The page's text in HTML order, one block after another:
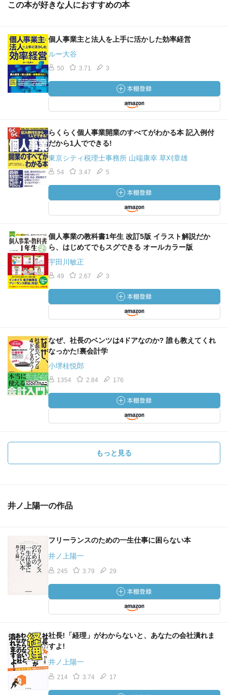
この本が好きな人におすすめの本
個人事業主と法人を上手に活かした効率経営
ルー大谷
50 3.71 3
らくらく個人事業開業のすべてがわかる本 記入例付
だから1人でできる!
東京シティ税理士事務所 山端康幸 草刈章雄
54 3.47 5
個人事業の教科書1年生 改訂5版 イラスト解説だか
ら、はじめてでもスグできる オールカラー版
宇田川敏正
49 2.67 3
なぜ、社長のベンツは4ドアなのか? 誰も教えてくれ
なっかた!裏会計学
小堺桂悦郎
1354 2.84 176
もっと見る
井ノ上陽一の作品
フリーランスのための一生仕事に困らない本
井ノ上陽一
245 3.79 29
社長!「経理」がわからないと、あなたの会社潰れま
すよ!
井ノ上陽一
214 3.74 17